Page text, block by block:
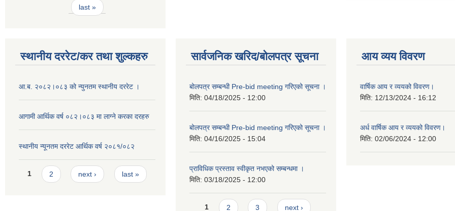
last »
स्थानीय दररेट/कर तथा शुल्कहरु
आ.ब. २०८२।०८३ को न्युनतम स्थानीय दररेट ।
आगामी आर्थिक वर्ष ०८२।०८३ मा लाग्ने करका दरहरु
स्थानीय न्यूनतम दररेट आर्थिक वर्ष २०८१/०८२
Pages
1 2 next › last »
सार्वजनिक खरिद/बोलपत्र सूचना
बोलपत्र सम्बन्धी Pre-bid meeting गरिएको सूचना ।
मिति: 04/18/2025 - 12:00
बोलपत्र सम्बन्धी Pre-bid meeting गरिएको सूचना ।
मिति: 04/16/2025 - 15:04
प्राविधिक प्रस्ताव स्वीकृत नभएको सम्बन्धमा ।
मिति: 03/18/2025 - 12:00
Pages
1 2 3 next ›
आय व्यय विवरण
वार्षिक आय र व्ययको विवरण।
मिति: 12/13/2024 - 16:12
अर्ध वार्षिक आय र व्ययको विवरण।
मिति: 02/06/2024 - 12:00